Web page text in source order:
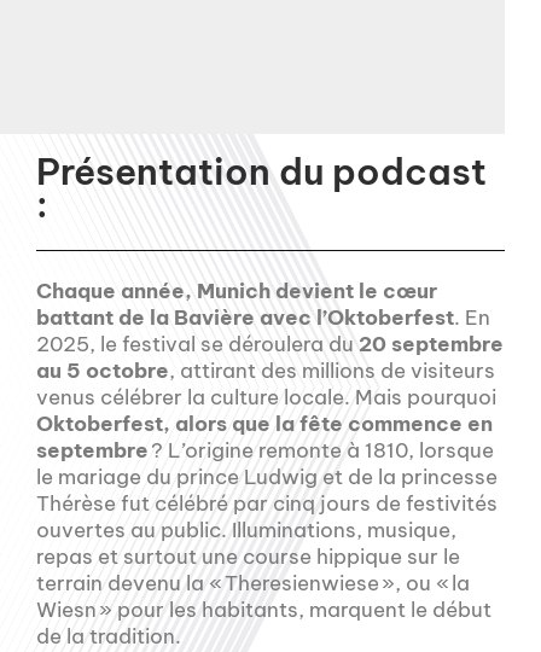
Présentation du podcast
:
Chaque année, Munich devient le cœur
battant de la Bavière avec l’Oktoberfest. En
2025, le festival se déroulera du 20 septembre
au 5 octobre, attirant des millions de visiteurs
venus célébrer la culture locale. Mais pourquoi
Oktoberfest, alors que la fête commence en
septembre? L’origine remonte à 1810, lorsque
le mariage du prince Ludwig et de la princesse
Thérèse fut célébré par cinq jours de festivités
ouvertes au public. Illuminations, musique,
repas et surtout une course hippique sur le
terrain devenu la « Theresienwiese », ou « la
Wiesn » pour les habitants, marquent le début
de la tradition.